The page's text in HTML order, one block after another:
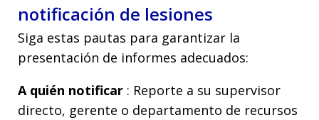
notificación de lesiones
Siga estas pautas para garantizar la
presentación de informes adecuados:
A quién notificar : Reporte a su supervisor
directo, gerente o departamento de recursos